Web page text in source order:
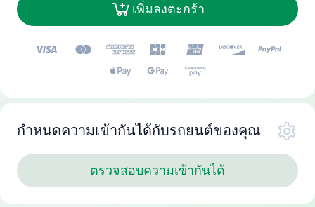
เพิ่มลงตะกร้า
กำหนดความเข้ากันได้กับรถยนต์ของคุณ
ตรวจสอบความเข้ากันได้